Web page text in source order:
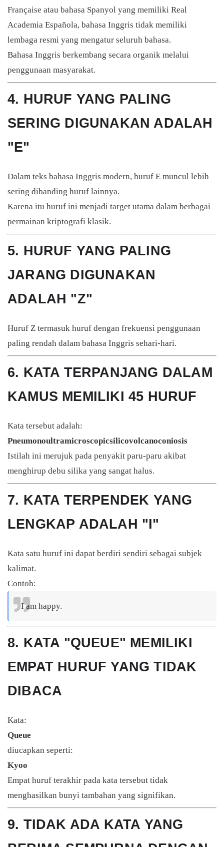
Française atau bahasa Spanyol yang memiliki Real
Academia Española, bahasa Inggris tidak memiliki
lembaga resmi yang mengatur seluruh bahasa.
Bahasa Inggris berkembang secara organik melalui
penggunaan masyarakat.
4. HURUF YANG PALING
SERING DIGUNAKAN ADALAH
"E"
Dalam teks bahasa Inggris modern, huruf E muncul lebih
sering dibanding huruf lainnya.
Karena itu huruf ini menjadi target utama dalam berbagai
permainan kriptografi klasik.
5. HURUF YANG PALING
JARANG DIGUNAKAN
ADALAH "Z"
Huruf Z termasuk huruf dengan frekuensi penggunaan
paling rendah dalam bahasa Inggris sehari-hari.
6. KATA TERPANJANG DALAM
KAMUS MEMILIKI 45 HURUF
Kata tersebut adalah:
Pneumonoultramicroscopicsilicovolcanoconiosis
Istilah ini merujuk pada penyakit paru-paru akibat
menghirup debu silika yang sangat halus.
7. KATA TERPENDEK YANG
LENGKAP ADALAH "I"
Kata satu huruf ini dapat berdiri sendiri sebagai subjek
kalimat.
Contoh:
I am happy.
8. KATA "QUEUE" MEMILIKI
EMPAT HURUF YANG TIDAK
DIBACA
Kata:
Queue
diucapkan seperti:
Kyoo
Empat huruf terakhir pada kata tersebut tidak
menghasilkan bunyi tambahan yang signifikan.
9. TIDAK ADA KATA YANG